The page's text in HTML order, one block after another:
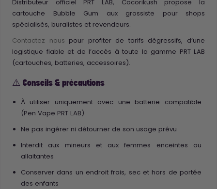
Distributeur officiel PRT LAB, Cocorikush propose la
cartouche Bubble Gum aux grossiste pour shops
spécialisés, buralistes et revendeurs.
Contactez nous pour profiter de tarifs dégressifs, d’une
logistique fiable et de l’accès à toute la gamme PRT LAB
(cartouches, batteries, accessoires).
⚠️ Conseils & précautions
À utiliser uniquement avec une batterie compatible
(Pen Vape PRT LAB)
Ne pas ingérer ni détourner de son usage prévu
Interdit aux mineurs et aux femmes enceintes ou
allaitantes
Conserver dans un endroit frais, sec et hors de portée
des enfants